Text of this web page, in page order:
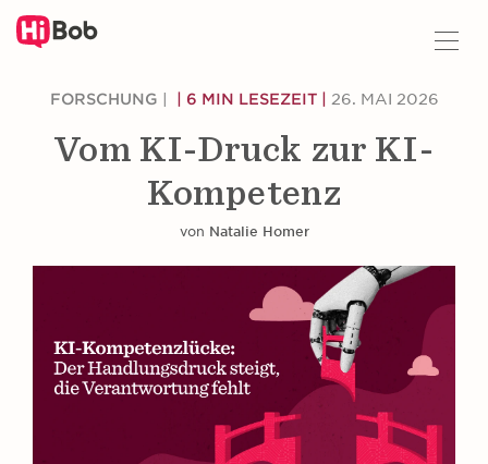
FORSCHUNG | | 6 MIN LESEZEIT | 26. MAI 2026
Vom KI-Druck zur KI-
Kompetenz
von Natalie Homer